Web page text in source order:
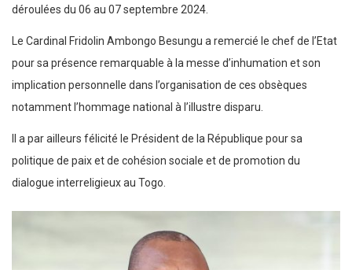
déroulées du 06 au 07 septembre 2024.
Le Cardinal Fridolin Ambongo Besungu a remercié le chef de l’Etat
pour sa présence remarquable à la messe d’inhumation et son
implication personnelle dans l’organisation de ces obsèques
notamment l’hommage national à l’illustre disparu.
Il a par ailleurs félicité le Président de la République pour sa
politique de paix et de cohésion sociale et de promotion du
dialogue interreligieux au Togo.